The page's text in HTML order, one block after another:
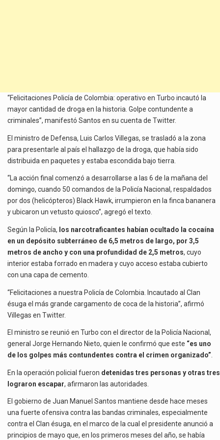
“Felicitaciones Policía de Colombia: operativo en Turbo incautó la
mayor cantidad de droga en la historia. Golpe contundente a
criminales”, manifestó Santos en su cuenta de Twitter.
El ministro de Defensa, Luis Carlos Villegas, se trasladó a la zona
para presentarle al país el hallazgo de la droga, que había sido
distribuida en paquetes y estaba escondida bajo tierra.
“La acción final comenzó a desarrollarse a las 6 de la mañana del
domingo, cuando 50 comandos de la Policía Nacional, respaldados
por dos (helicópteros) Black Hawk, irrumpieron en la finca bananera
y ubicaron un vetusto quiosco”, agregó el texto.
Según la Policía, los narcotraficantes habían ocultado la cocaína
en un depósito subterráneo de 6,5 metros de largo, por 3,5
metros de ancho y con una profundidad de 2,5 metros, cuyo
interior estaba forrado en madera y cuyo acceso estaba cubierto
con una capa de cemento.
“Felicitaciones a nuestra Policía de Colombia. Incautado al Clan
ésuga el más grande cargamento de coca de la historia”, afirmó
Villegas en Twitter.
El ministro se reunió en Turbo con el director de la Policía Nacional,
general Jorge Hernando Nieto, quien le confirmó que este “es uno
de los golpes más contundentes contra el crimen organizado”.
En la operación policial fueron detenidas tres personas y otras tres
lograron escapar, afirmaron las autoridades.
El gobierno de Juan Manuel Santos mantiene desde hace meses
una fuerte ofensiva contra las bandas criminales, especialmente
contra el Clan ésuga, en el marco de la cual el presidente anunció a
principios de mayo que, en los primeros meses del año, se había